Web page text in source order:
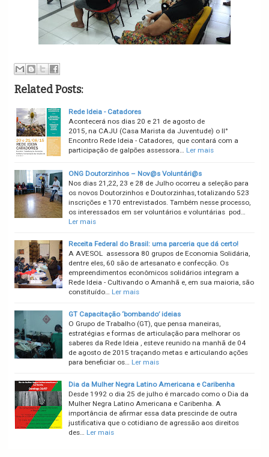
Related Posts:
Rede Ideia - Catadores
Acontecerá nos dias 20 e 21 de agosto de
2015, na CAJU (Casa Marista da Juventude) o II°
Encontro Rede Ideia - Catadores, que contará com a
participação de galpões assessora… Ler mais
ONG Doutorzinhos – Nov@s Voluntári@s
Nos dias 21,22, 23 e 28 de Julho ocorreu a seleção para
os novos Doutorzinhos e Doutorzinhas, totalizando 523
inscrições e 170 entrevistados. Também nesse processo,
os interessados em ser voluntários e voluntárias pod…
Ler mais
Receita Federal do Brasil: uma parceria que dá certo!
A AVESOL assessora 80 grupos de Economia Solidária,
dentre eles, 60 são de artesanato e confecção. Os
empreendimentos econômicos solidários integram a
Rede Ideia - Cultivando o Amanhã e, em sua maioria, são
constituído… Ler mais
GT Capacitação ‘bombando’ ideias
O Grupo de Trabalho (GT), que pensa maneiras,
estratégias e formas de articulação para melhorar os
saberes da Rede Ideia , esteve reunido na manhã de 04
de agosto de 2015 traçando metas e articulando ações
para beneficiar os… Ler mais
Dia da Mulher Negra Latino Americana e Caribenha
Desde 1992 o dia 25 de julho é marcado como o Dia da
Mulher Negra Latino Americana e Caribenha. A
importância de afirmar essa data prescinde de outra
justificativa que o cotidiano de agressão aos direitos
des… Ler mais